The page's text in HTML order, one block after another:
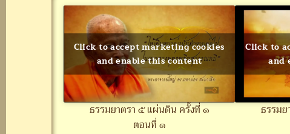
Click to accept marketing cookies
and enable this content
ธรรมยาตรา ๕ แผ่นดิน ครั้งที่ ๑
ตอนที่ ๑
Click to
and
ธรรม